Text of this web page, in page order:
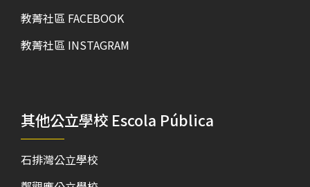
教菁社區 FACEBOOK
教菁社區 INSTAGRAM
其他公立學校 Escola Pública
石排灣公立學校